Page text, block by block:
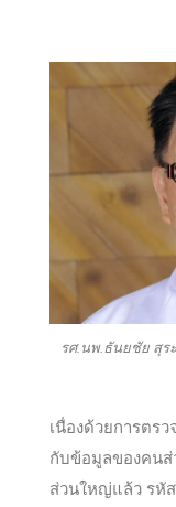
รศ.นพ.ธันยชัย สุร
เนื่องด้วยการตร
กับข้อมูลของคน
ส่วนใหญ่แล้ว รหั